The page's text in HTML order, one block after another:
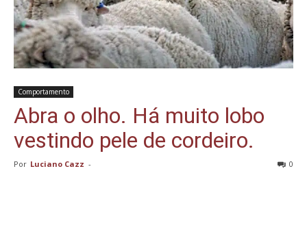
Comportamento
Abra o olho. Há muito lobo
vestindo pele de cordeiro.
Por Luciano Cazz - 0